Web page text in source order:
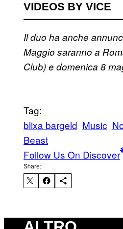
VIDEOS BY VICE
Il duo ha anche
Maggio saranno a
Club) e domenica 8
Tag:
blixa bargeld Music
Beast
Follow Us On Discover
Share: